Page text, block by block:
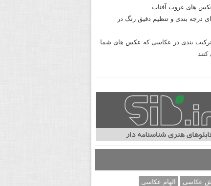
های غروب آفتاب
درجه بندی و تنظیم دقیق رنگ در
ترکیب بندی در عکاسی که عکس های شما
عکاسی
الهام عکاسی